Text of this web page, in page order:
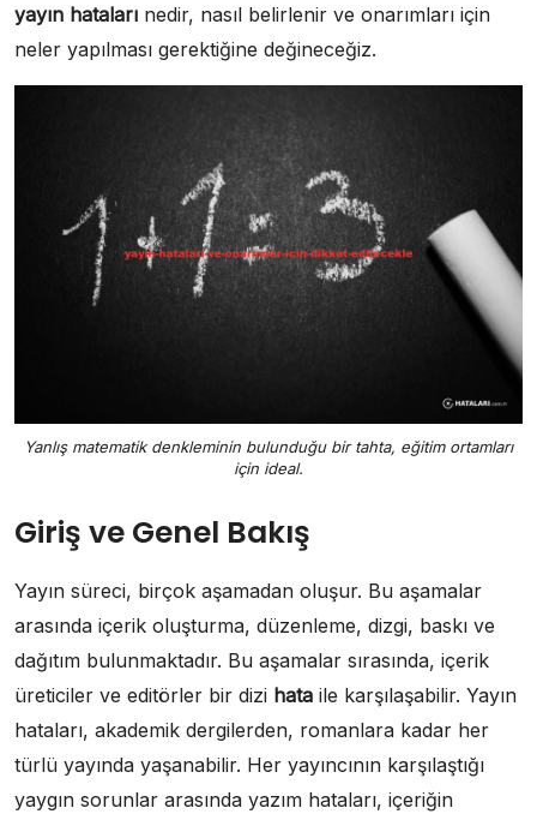
yayın hataları nedir, nasıl belirlenir ve onarımları için
neler yapılması gerektiğine değineceğiz.
Yanlış matematik denkleminin bulunduğu bir tahta, eğitim ortamları
için ideal.
Giriş ve Genel Bakış
Yayın süreci, birçok aşamadan oluşur. Bu aşamalar
arasında içerik oluşturma, düzenleme, dizgi, baskı ve
dağıtım bulunmaktadır. Bu aşamalar sırasında, içerik
üreticiler ve editörler bir dizi hata ile karşılaşabilir. Yayın
hataları, akademik dergilerden, romanlara kadar her
türlü yayında yaşanabilir. Her yayıncının karşılaştığı
yaygın sorunlar arasında yazım hataları, içeriğin